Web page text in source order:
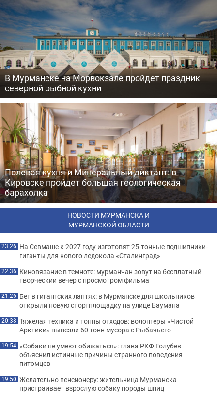
В Мурманске на Морвокзале пройдет праздник
северной рыбной кухни
Полевая кухня и Минеральный диктант: в
Кировске пройдет большая геологическая
барахолка
НОВОСТИ МУРМАНСКА И
МУРМАНСКОЙ ОБЛАСТИ
23:26 На Севмаше к 2027 году изготовят 25-тонные подшипники-
гиганты для нового ледокола «Сталинград»
22:36 Киновязание в темноте: мурманчан зовут на бесплатный
творческий вечер с просмотром фильма
21:26 Бег в гигантских лаптях: в Мурманске для школьников
открыли новую спортплощадку на улице Баумана
20:38 Тяжелая техника и тонны отходов: волонтеры «Чистой
Арктики» вывезли 60 тонн мусора с Рыбачьего
19:54 «Собаки не умеют обижаться»: глава РКФ Голубев
объяснил истинные причины странного поведения
питомцев
19:50 Желательно пенсионеру: жительница Мурманска
пристраивает взрослую собаку породы шпиц